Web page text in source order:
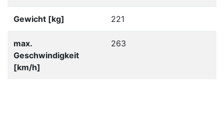
Gewicht [kg] 221
max.
Geschwindigkeit
[km/h]
263